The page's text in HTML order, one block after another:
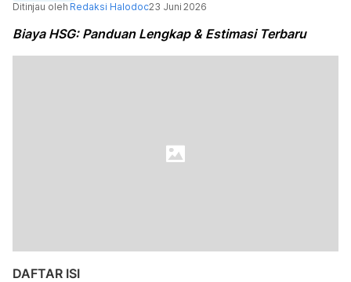
Ditinjau oleh Redaksi Halodoc23 Juni 2026
Biaya HSG: Panduan Lengkap & Estimasi Terbaru
DAFTAR ISI